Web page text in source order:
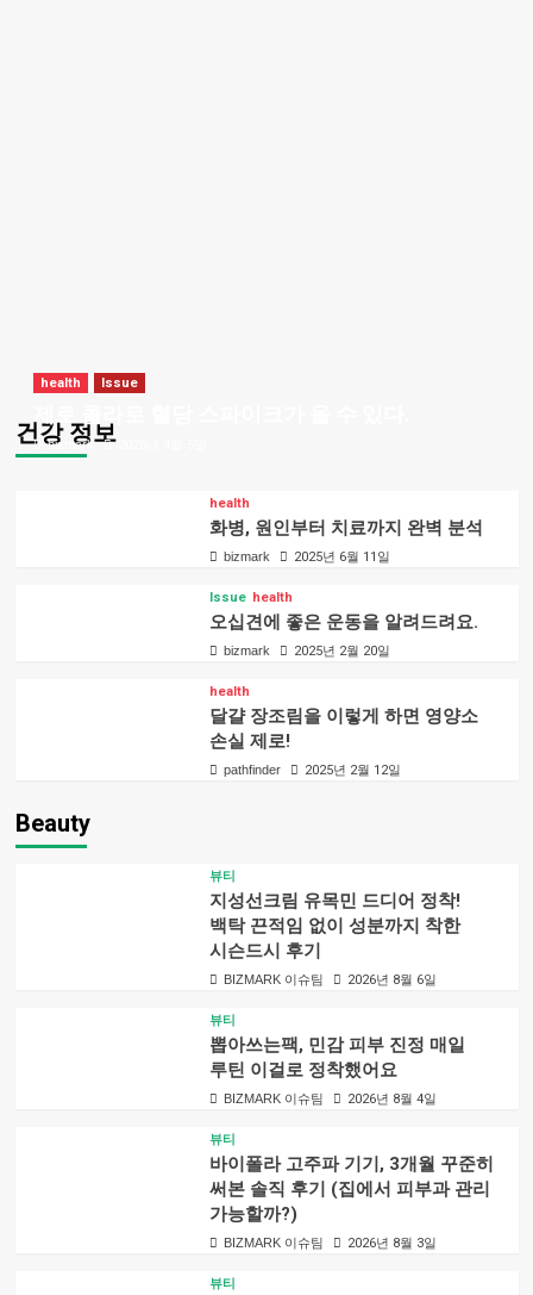
건강 정보
health Issue
bizmark
health
화병, 원인부터 치료까지 완벽 분석
bizmark 2025년 6월 11일
Issue health
오십견에 좋은 운동을 알려드려요.
bizmark 2025년 2월 20일
health
달걀 장조림을 이렇게 하면 영양소
손실 제로!
pathfinder 2025년 2월 12일
Beauty
뷰티
지성선크림 유목민 드디어 정착!
백탁 끈적임 없이 성분까지 착한
시슨드시 후기
BIZMARK 이슈팀 2026년 8월 6일
뷰티
뽑아쓰는팩, 민감 피부 진정 매일
루틴 이걸로 정착했어요
BIZMARK 이슈팀 2026년 8월 4일
뷰티
바이폴라 고주파 기기, 3개월 꾸준히
써본 솔직 후기 (집에서 피부과 관리
가능할까?)
BIZMARK 이슈팀 2026년 8월 3일
뷰티